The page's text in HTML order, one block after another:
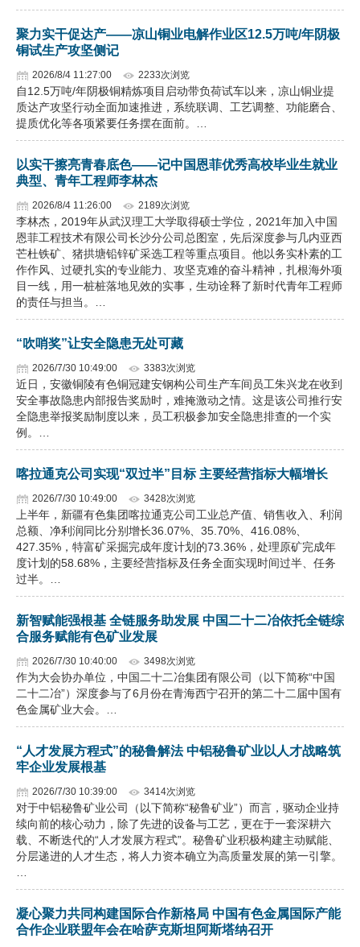
聚力实干促达产——凉山铜业电解作业区12.5万吨/年阴极
铜试生产攻坚侧记
2026/8/4 11:27:00 2233次浏览
自12.5万吨/年阴极铜精炼项目启动带负荷试车以来，凉山铜业提
质达产攻坚行动全面加速推进，系统联调、工艺调整、功能磨合、
提质优化等各项紧要任务摆在面前。…
以实干擦亮青春底色——记中国恩菲优秀高校毕业生就业
典型、青年工程师李林杰
2026/8/4 11:26:00 2189次浏览
李林杰，2019年从武汉理工大学取得硕士学位，2021年加入中国
恩菲工程技术有限公司长沙分公司总图室，先后深度参与几内亚西
芒杜铁矿、猪拱塘铅锌矿采选工程等重点项目。他以务实朴素的工
作作风、过硬扎实的专业能力、攻坚克难的奋斗精神，扎根海外项
目一线，用一桩桩落地见效的实事，生动诠释了新时代青年工程师
的责任与担当。…
“吹哨奖”让安全隐患无处可藏
2026/7/30 10:49:00 3383次浏览
近日，安徽铜陵有色铜冠建安钢构公司生产车间员工朱兴龙在收到
安全事故隐患内部报告奖励时，难掩激动之情。这是该公司推行安
全隐患举报奖励制度以来，员工积极参加安全隐患排查的一个实
例。…
喀拉通克公司实现“双过半”目标 主要经营指标大幅增长
2026/7/30 10:49:00 3428次浏览
上半年，新疆有色集团喀拉通克公司工业总产值、销售收入、利润
总额、净利润同比分别增长36.07%、35.70%、416.08%、
427.35%，特富矿采掘完成年度计划的73.36%，处理原矿完成年
度计划的58.68%，主要经营指标及任务全面实现时间过半、任务
过半。…
新智赋能强根基 全链服务助发展 中国二十二冶依托全链综
合服务赋能有色矿业发展
2026/7/30 10:40:00 3498次浏览
作为大会协办单位，中国二十二冶集团有限公司（以下简称“中国
二十二冶”）深度参与了6月份在青海西宁召开的第二十二届中国有
色金属矿业大会。…
“人才发展方程式”的秘鲁解法 中铝秘鲁矿业以人才战略筑
牢企业发展根基
2026/7/30 10:39:00 3414次浏览
对于中铝秘鲁矿业公司（以下简称“秘鲁矿业”）而言，驱动企业持
续向前的核心动力，除了先进的设备与工艺，更在于一套深耕六
载、不断迭代的“人才发展方程式”。秘鲁矿业积极构建主动赋能、
分层递进的人才生态，将人力资本确立为高质量发展的第一引擎。
凝心聚力共同构建国际合作新格局 中国有色金属国际产能
合作企业联盟年会在哈萨克斯坦阿斯塔纳召开